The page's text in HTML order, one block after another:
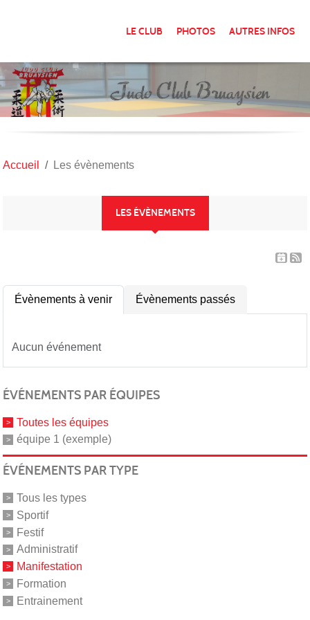
LE CLUB PHOTOS AUTRES INFOS
Accueil Les évènements
LES ÉVÈNEMENTS
Évènements à venir Évènements passés
Aucun événement
ÉVÉNEMENTS PAR ÉQUIPES
Toutes les équipes
équipe 1 (exemple)
ÉVÉNEMENTS PAR TYPE
Tous les types
Sportif
Festif
Administratif
Manifestation
Formation
Entrainement